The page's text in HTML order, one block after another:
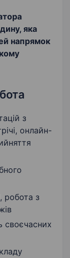
яка
напрямок
з
онлайн-
робота з
своєчасних